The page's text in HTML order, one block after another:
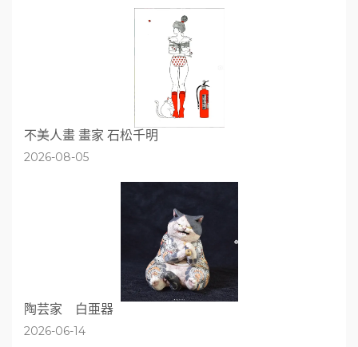
不美人畫 畫家 石松千明
2026-08-05
陶芸家 白亜器
2026-06-14